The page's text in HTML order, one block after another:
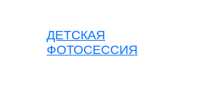
ДЕТСКАЯ
ФОТОСЕССИЯ